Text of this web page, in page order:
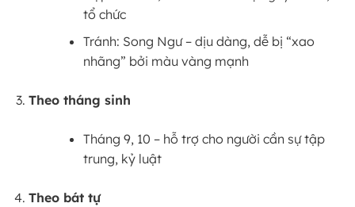
tổ chức
Tránh: Song Ngư – dịu dàng, dễ bị “xao
nhãng” bởi màu vàng mạnh
Theo tháng sinh
Tháng 9, 10 – hỗ trợ cho người cần sự tập
trung, kỷ luật
Theo bát tự